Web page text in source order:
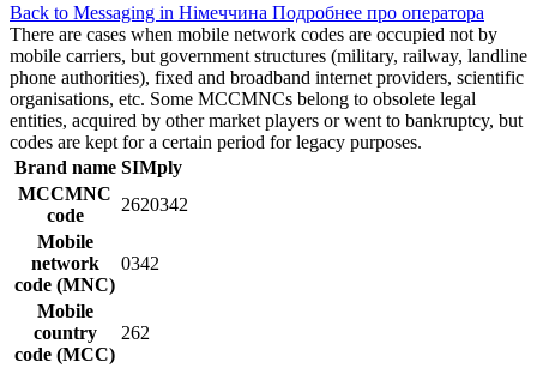
Back to Messaging in Німеччина Подробнее про оператора
There are cases when mobile network codes are occupied not by
mobile carriers, but government structures (military, railway, landline
phone authorities), fixed and broadband internet providers, scientific
organisations, etc. Some MCCMNCs belong to obsolete legal
entities, acquired by other market players or went to bankruptcy, but
codes are kept for a certain period for legacy purposes.
Brand name SIMply
MCCMNC
code
2620342
Mobile
network
code (MNC)
0342
Mobile
country
code (MCC)
262